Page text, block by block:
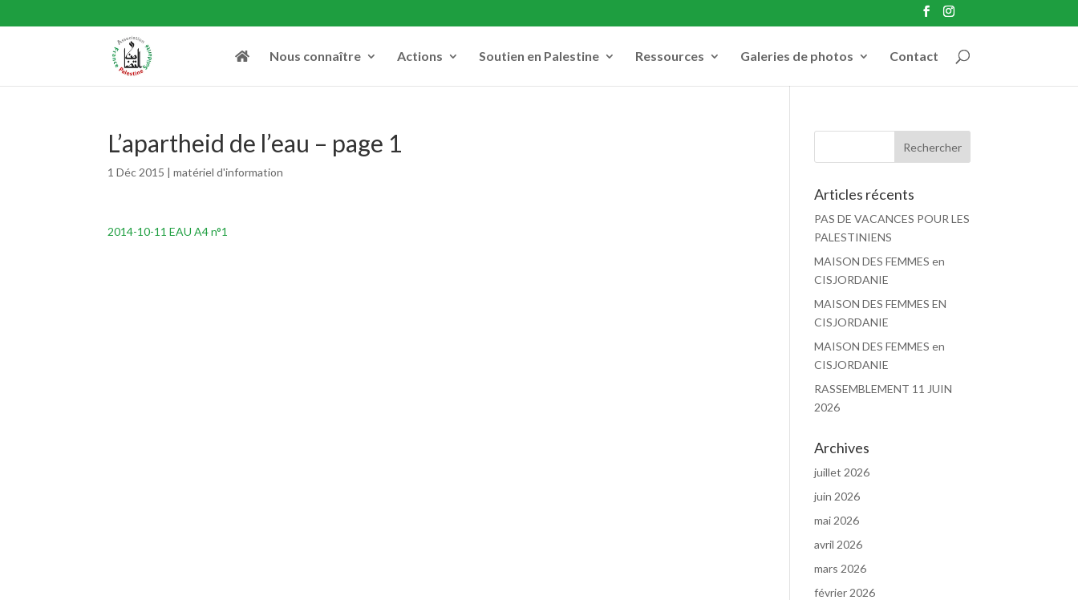
Nous connaître Actions Soutien en Palestine Ressources Galeries de photos Contact
L’apartheid de l’eau – page 1
1 Déc 2015 |matériel d'information
2014-10-11 EAU A4 n°1
Articles récents
PAS DE VACANCES POUR LES
PALESTINIENS
MAISON DES FEMMES en
CISJORDANIE
MAISON DES FEMMES EN
CISJORDANIE
MAISON DES FEMMES en
CISJORDANIE
RASSEMBLEMENT 11 JUIN
2026
Archives
juillet 2026
juin 2026
mai 2026
avril 2026
mars 2026
février 2026